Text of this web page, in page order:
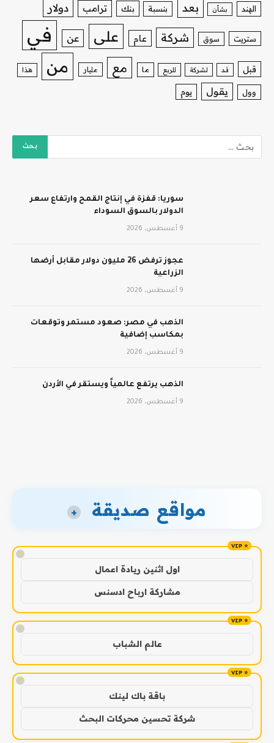
الهند بشأن بعد بنسبة بنك ترامب دولار
ستريت سوق شركة عام على عن في
قبل قد لشركة للربع ما مع مليار من هذا
وول يقول يوم
سوريا: قفزة في إنتاج القمح وارتفاع سعر
الدولار بالسوق السوداء
9 أغسطس، 2026
عجوز ترفض 26 مليون دولار مقابل أرضها
الزراعية
9 أغسطس، 2026
الذهب في مصر: صعود مستمر وتوقعات
بمكاسب إضافية
9 أغسطس، 2026
الذهب يرتفع عالمياً ويستقر في الأردن
9 أغسطس، 2026
مواقع صديقة +
!
اول اثنين ريادة اعمال
مشاركة ارباح ادسنس
!
عالم الشباب
!
باقة باك لينك
شركة تحسين محركات البحث